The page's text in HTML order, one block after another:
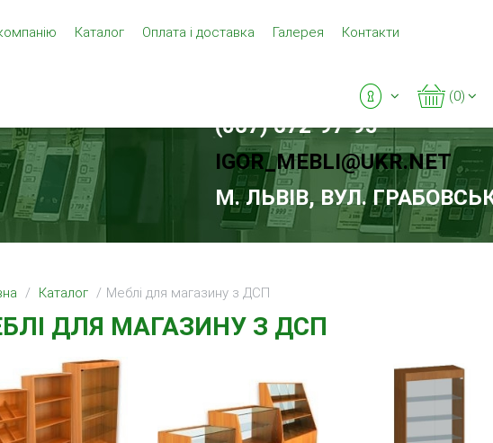
Каталог Оплата і доставка Галерея Контакти
(0)
(067) 672-97-95
IGOR_MEBLI@UKR.NET
М. ЛЬВIВ, ВУЛ.
Каталог Меблі для магазину з ДСП
ДЛЯ МАГАЗИНУ З ДСП